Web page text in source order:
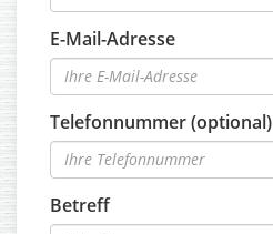
E-Mail-Adresse
Telefonnummer (optional)
Betreff